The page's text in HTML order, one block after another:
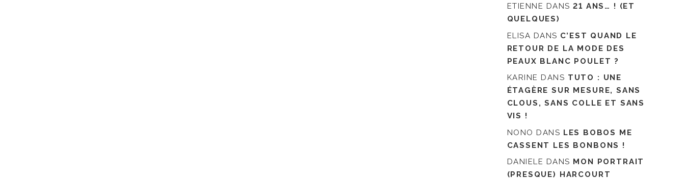
ETIENNE DANS21 ANS… ! (ET
QUELQUES)
ELISA DANS C’EST QUAND LE
RETOUR DE LA MODE DES
PEAUX BLANC POULET ?
KARINE DANS TUTO : UNE
ÉTAGÈRE SUR MESURE, SANS
CLOUS, SANS COLLE ET SANS
VIS !
NONO DANS LES BOBOS ME
CASSENT LES BONBONS !
DANIELE DANS MON PORTRAIT
(PRESQUE) HARCOURT